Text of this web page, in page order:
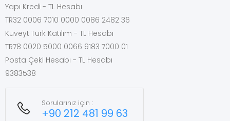
Yapı Kredi - TL Hesabı
TR32 0006 7010 0000 0086 2482 36
Kuveyt Türk Katılım - TL Hesabı
TR78 0020 5000 0066 9183 7000 01
Posta Çeki Hesabı - TL Hesabı
9383538
Sorularınız için :
+90 212 481 99 63